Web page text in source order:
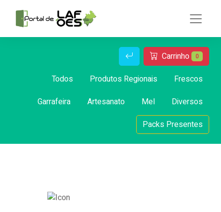
Carrinho 0
Todos Produtos Regionais
Frescos
Garrafeira
Artesanato Mel
Diversos
Packs Presentes